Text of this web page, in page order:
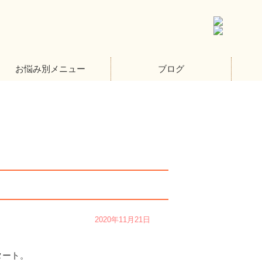
お悩み別メニュー ブログ
2020年11月21日
ト。